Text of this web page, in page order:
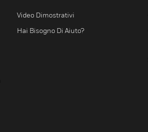
Video Dimostrativi
Hai Bisogno Di Aiuto?